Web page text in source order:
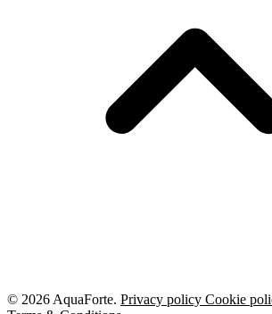
© 2026 AquaForte. Privacy policy Cookie